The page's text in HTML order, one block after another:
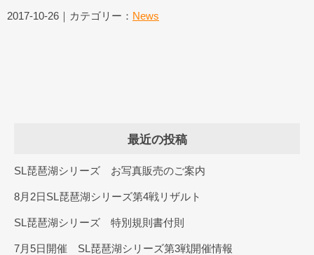
2017-10-26｜カテゴリー： News
最近の投稿
SL琵琶湖シリーズ お写真販売のご案内
8月2日SL琵琶湖シリーズ第4戦リザルト
SL琵琶湖シリーズ 特別規則書付則
7月5日開催 SL琵琶湖シリーズ第3戦開催情報